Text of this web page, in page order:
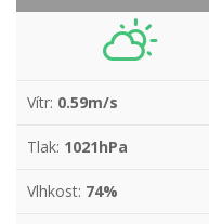
Vítr: 0.59m/s
Tlak: 1021hPa
Vlhkost: 74%